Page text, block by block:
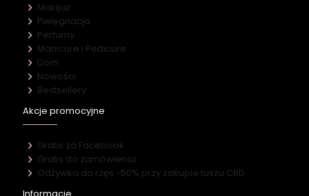
Makijaż
Pielęgnacja
Perfumy
Manicure i Pedicure
Dom
Nowości
Bestsellery
Akcje promocyjne
Gratis za Facebook
Gratis do zamówienia
Odżywka do rzęs -50% przy zakupie tuszu CBD
Informacje